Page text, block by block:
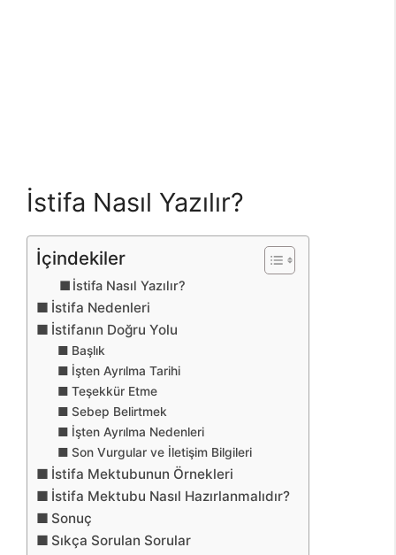
İstifa Nasıl Yazılır?
İçindekiler
İstifa Nasıl Yazılır?
İstifa Nedenleri
İstifanın Doğru Yolu
Başlık
İşten Ayrılma Tarihi
Teşekkür Etme
Sebep Belirtmek
İşten Ayrılma Nedenleri
Son Vurgular ve İletişim Bilgileri
İstifa Mektubunun Örnekleri
İstifa Mektubu Nasıl Hazırlanmalıdır?
Sonuç
Sıkça Sorulan Sorular